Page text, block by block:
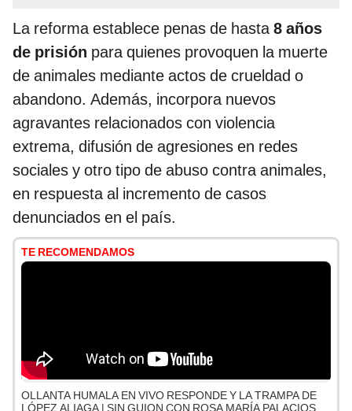
La reforma establece penas de hasta8 años
de prisión para quienes provoquen la muerte
de animales mediante actos de crueldad o
abandono. Además, incorpora nuevos
agravantes relacionados con violencia
extrema, difusión de agresiones en redes
sociales y otro tipo de abuso contra animales,
en respuesta al incremento de casos
denunciados en el país.
TE RECOMENDAMOS
OLLANTA HUMALA EN VIVO RESPONDE Y LA TRAMPA DE
LÓPEZ ALIAGA | SIN GUION CON ROSA MARÍA PALACIOS